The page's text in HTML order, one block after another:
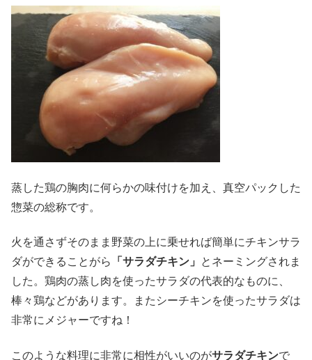
蒸した鶏の胸肉に何らかの味付けを加え、真空パックした
惣菜の総称です。
火を通さずそのまま野菜の上に乗せれば簡単にチキンサラ
ダができることがら
「サラダチキン」
とネーミングされま
した。鶏肉の蒸し肉を使ったサラダの代表的なものに、
棒々鶏などがあります。またシーチキンを使ったサラダは
非常にメジャーですね！
このような料理に非常に相性がいいのがサラダチキンで